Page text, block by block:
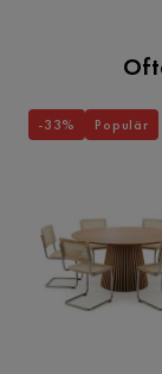
Sätes höjd:
Höjd:
Erbjudandet
-33% Populär